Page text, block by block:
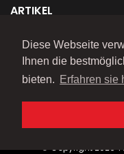
Diese Webseite
Ihnen die
bieten. Erfahren sie
ARTIKEL
UNTERNEHMEN
IHR KONTO
© Copyright 2026